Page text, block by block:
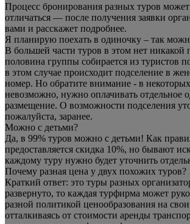
Процесс бронирования разных туров
отличаться — после получения заявки
вами и расскажет подробнее.
Я планирую поехать в одиночку – так
В большей части туров в этом нет
половина группы собирается из туристов
в этом случае происходит подселение в
номер. Но обратите внимание - в
невозможно, нужно оплачивать отдельное
размещение. О возможности подселения
пожалуйста, заранее.
Можно с детьми?
Да, в 99% туров можно с детьми! Как
предоставляется скидка 10%, но бывают
каждому туру нужно будет уточнить
Почему разная цена у двух похожих туров?
Краткий ответ: это туры разных
развернуто, то каждая турфирма может
разной политикой ценообразования на
отталкиваясь от стоимости аренды